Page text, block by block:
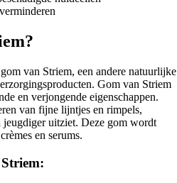
van Striem, een andere natuurlijke
Gom van Striem
en verjongende eigenschappen.
van fijne lijntjes en rimpels,
uitziet. Deze gom wordt
en serums.